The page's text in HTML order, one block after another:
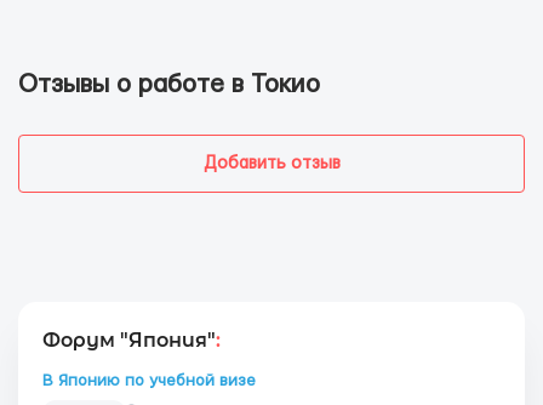
Отзывы о работе в Токио
Добавить отзыв
Форум "Япония":
В Японию по учебной визе